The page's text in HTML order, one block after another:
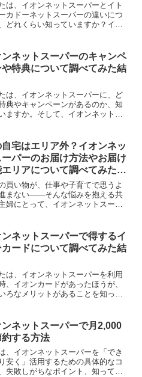
は、イオンネットスーパーとイト
カドーネットスーパーの違いにつ
どれくらい知っていますか？イオ
ットについて徹底比較しました。
パはもちろんのこと...
ンネットスーパーのキャンペ
や特典について調べてみた結
は、イオンネットスーパーに、ど
典やキャンペーンがあるのか、知
ますか。そして、イオンネットス
ーパーでは使えないものがあるこ
っていますか。どれ...
宅はエリア外？イオンネッ
ーパーのお届け方法やお届け
リアについて調べてみた結
買い物が、仕事や子育てで思うよ
まない――そんな悩みを抱える共
婦にとって、イオンネットスーパ
」といった基本的な仕組みが分か
、一歩を踏み出せずに...
ンネットスーパーで得するイ
カードについて調べてみた結
は、イオンネットスーパーを利用
、イオンカードがあったほうが、
ろなメリットがあることを知って
ってくることを知っていますか。
カードにはいろいろ...
ンネットスーパーで月2,000
約する方法
、イオンネットスーパーを「でき
安く」活用するための具体的なコ
失敗しがちなポイント、知ってい